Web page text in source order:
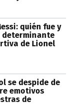
quién fue y
determinante
de Lionel
se despide de
emotivos
de